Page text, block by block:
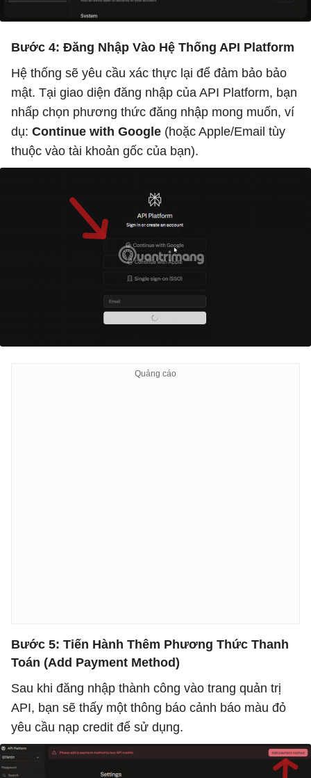
Bước 4: Đăng Nhập Vào Hệ Thống API Platform
Hệ thống sẽ yêu cầu xác thực lại để đảm bảo bảo
mật. Tại giao diện đăng nhập của API Platform, bạn
nhấp chọn phương thức đăng nhập mong muốn, ví
dụ: Continue with Google (hoặc Apple/Email tùy
thuộc vào tài khoản gốc của bạn).
Bước 5: Tiến Hành Thêm Phương Thức Thanh
Toán (Add Payment Method)
Sau khi đăng nhập thành công vào trang quản trị
API, bạn sẽ thấy một thông báo cảnh báo màu đỏ
yêu cầu nạp credit để sử dụng.